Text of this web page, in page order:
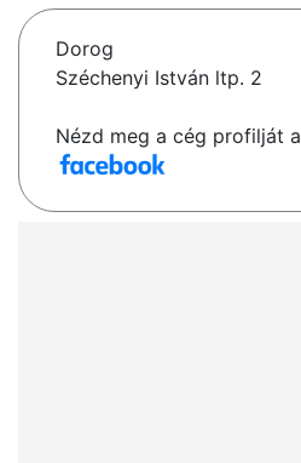
Dorog
Széchenyi István ltp. 2
Nézd meg a cég profilját a